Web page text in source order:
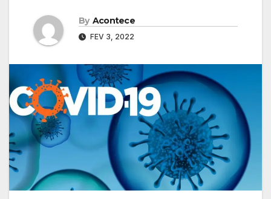
By Acontece
FEV 3, 2022